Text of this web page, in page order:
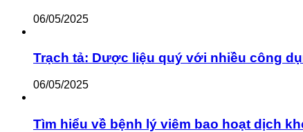
06/05/2025
Trạch tả: Dược liệu quý với nhiều công
06/05/2025
Tìm hiểu về bệnh lý viêm bao hoạt dịch